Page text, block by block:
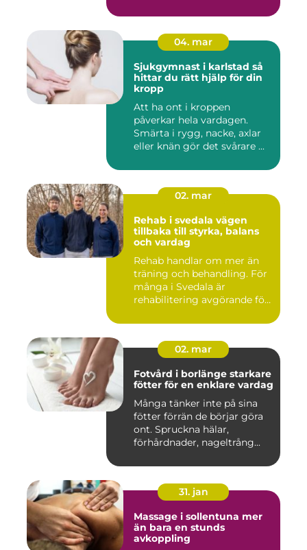
04. mar
Sjukgymnast i karlstad så
hittar du rätt hjälp för din
kropp
Att ha ont i kroppen
påverkar hela vardagen.
Smärta i rygg, nacke, axlar
eller knän gör det svårare ...
02. mar
Rehab i svedala vägen
tillbaka till styrka, balans
och vardag
Rehab handlar om mer än
träning och behandling. För
många i Svedala är
rehabilitering avgörande för
02. mar
Fotvård i borlänge starkare
fötter för en enklare vardag
Många tänker inte på sina
fötter förrän de börjar göra
ont. Spruckna hälar,
förhårdnader, nageltrång...
31. jan
Massage i sollentuna mer
än bara en stunds
avkoppling